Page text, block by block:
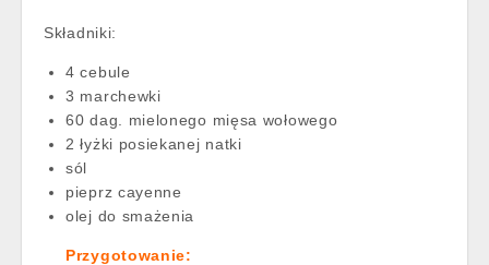
Składniki:
4 cebule
3 marchewki
60 dag. mielonego mięsa wołowego
2 łyżki posiekanej natki
sól
pieprz cayenne
olej do smażenia
Przygotowanie: